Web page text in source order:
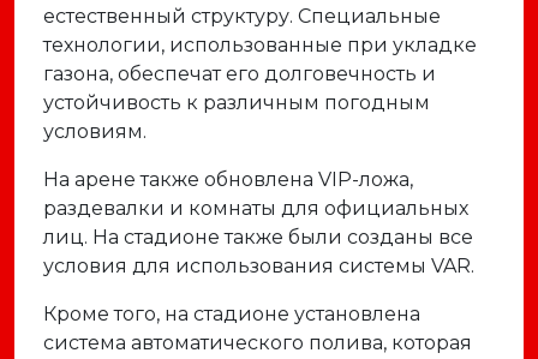
естественный структуру. Специальные
технологии, использованные при укладке
газона, обеспечат его долговечность и
устойчивость к различным погодным
условиям.
На арене также обновлена VIP-ложа,
раздевалки и комнаты для официальных
лиц. На стадионе также были созданы все
условия для использования системы VAR.
Кроме того, на стадионе установлена
система автоматического полива, которая